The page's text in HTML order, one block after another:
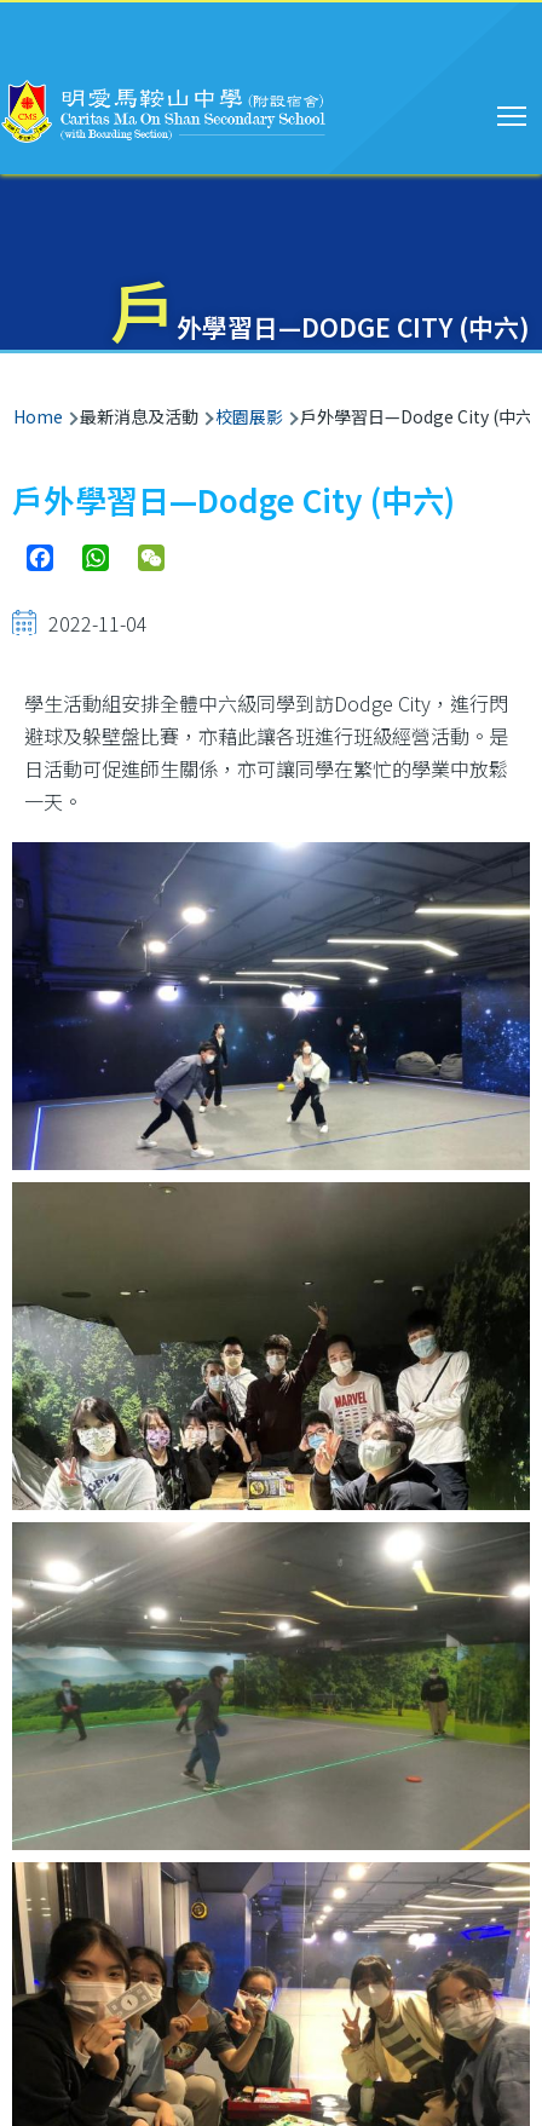
戶 外學習日—DODGE CITY (中六)
Breadcrumb
Home 最新消息及活動 校園展影 戶外學習日—Dodge City (中六)
戶外學習日—Dodge City (中六)
FacebookWhatsApp
2022-11-04
學生活動組安排全體中六級同學到訪Dodge City，進行閃
避球及躲壁盤比賽，亦藉此讓各班進行班級經營活動。是
日活動可促進師生關係，亦可讓同學在繁忙的學業中放鬆
一天。